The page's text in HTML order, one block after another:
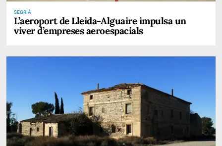
SEGRIÀ
L’aeroport de Lleida-Alguaire impulsa un
viver d’empreses aeroespacials